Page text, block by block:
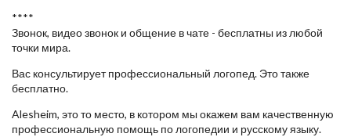
****
Звонок, видео звонок и общение в чате - бесплатны из любой
точки мира.
Вас консультирует профессиональный логопед. Это также
бесплатно.
Alesheim, это то место, в котором мы окажем вам качественную
профессиональную помощь по логопедии и русскому языку.